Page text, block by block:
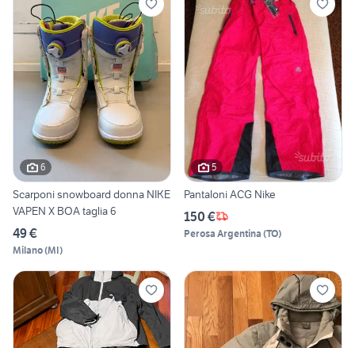
6
Scarponi snowboard donna NIKE
VAPEN X BOA taglia 6
49 €
Milano(MI)
5
Pantaloni ACG Nike
150 €
Perosa Argentina (TO)